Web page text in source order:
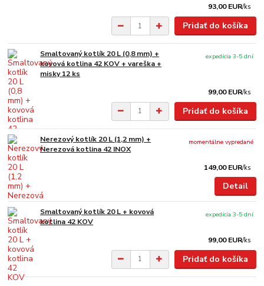
93,00 EUR/ks
Pridať do košíka
Smaltovaný kotlík 20 L (0,8 mm) +
kovová kotlina 42 KOV + vareška +
misky 12 ks
99,00 EUR/ks
expedícia 3-5 dní
Pridať do košíka
Nerezový kotlík 20 L (1,2 mm) +
Nerezová kotlina 42 INOX
149,00 EUR/ks
momentálne vypredané
Detail
Smaltovaný kotlík 20 L + kovová
kotlina 42 KOV
99,00 EUR/ks
expedícia 3-5 dní
Pridať do košíka